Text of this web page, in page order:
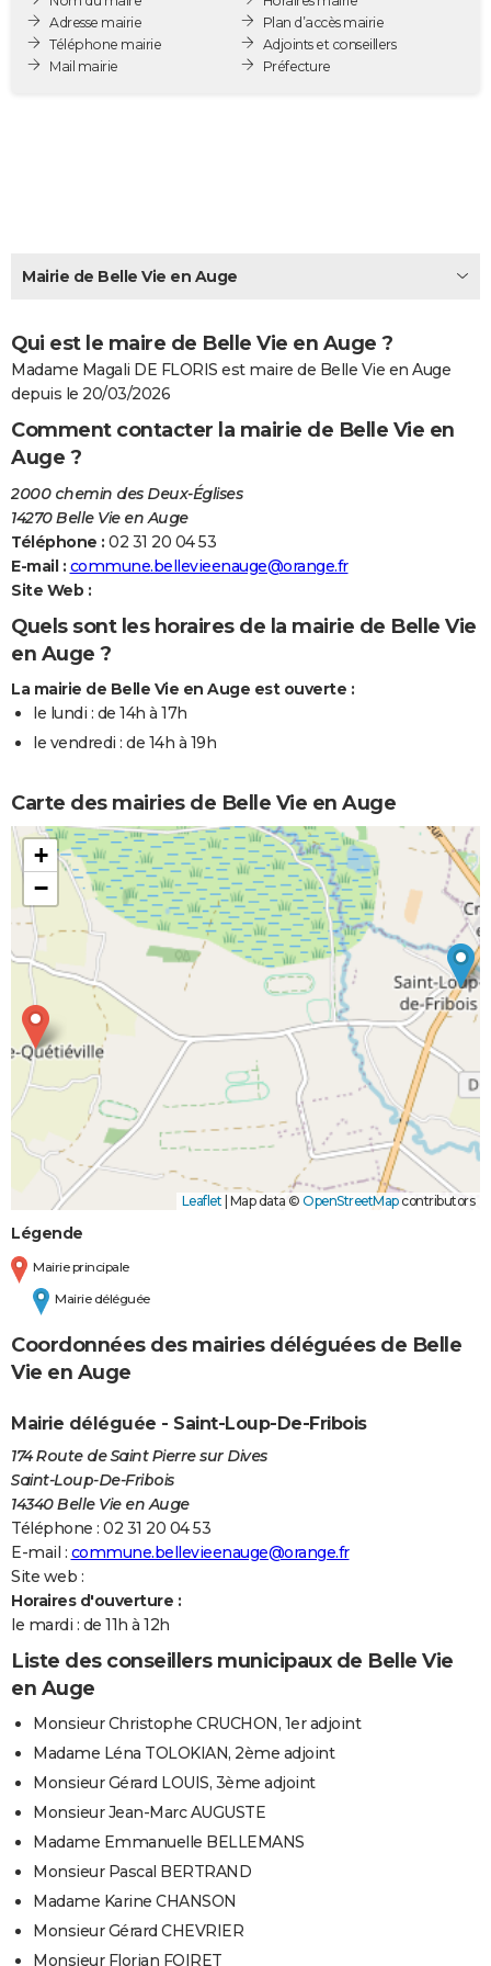
Destinations
City break
Voyage nature
Voyage de noces
Forum
Climat
PHOTO
GUIDES D'ACHAT
S'inscrire
Se connecter
Lycées
Collèges
Primaires
Universités
Entreprises
Service militaire
Avis de recherche
AVIS DE DÉCÈS
Bricolage
Lifestyle
Culture
Sport
Auto
Television
Voyage
Cinema
Adresse mairie
Téléphone mairie
Mail mairie
Plan d’accès mairie
Adjoints et conseillers
Préfecture
Mairie de Belle Vie en Auge
Qui est le maire de Belle Vie en Auge ?
Madame Magali DE FLORIS est maire de Belle Vie en Auge
depuis le 20/03/2026
Comment contacter la mairie de Belle Vie en
Auge ?
2000 chemin des Deux-Églises
14270 Belle Vie en Auge
Téléphone : 02 31 20 04 53
E-mail : commune.bellevieenauge@orange.fr
Site Web :
Quels sont les horaires de la mairie de Belle Vie
en Auge ?
La mairie de Belle Vie en Auge est ouverte :
le lundi : de 14h à 17h
le vendredi : de 14h à 19h
Carte des mairies de Belle Vie en Auge
+
−
Leaflet Map data © OpenStreetMapcontributors
Légende
Mairie principale
Mairie déléguée
Coordonnées des mairies déléguées de Belle
Vie en Auge
Mairie déléguée - Saint-Loup-De-Fribois
174 Route de Saint Pierre sur Dives
Saint-Loup-De-Fribois
14340 Belle Vie en Auge
Téléphone : 02 31 20 04 53
E-mail : commune.bellevieenauge@orange.fr
Site web :
Horaires d'ouverture :
le mardi : de 11h à 12h
Liste des conseillers municipaux de Belle Vie
en Auge
Monsieur Christophe CRUCHON, 1er adjoint
Madame Léna TOLOKIAN, 2ème adjoint
Monsieur Gérard LOUIS, 3ème adjoint
Monsieur Jean-Marc AUGUSTE
Madame Emmanuelle BELLEMANS
Monsieur Pascal BERTRAND
Madame Karine CHANSON
Monsieur Gérard CHEVRIER
Monsieur Florian FOIRET